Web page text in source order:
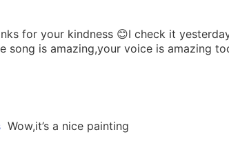
for your kindness 😊I check it
song is amazing,your voice is amazing
Wow,it’s a nice painting